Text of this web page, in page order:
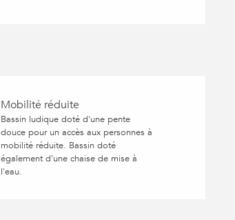
Mobilité réduite
Bassin ludique doté d'une pente
douce pour un accès aux personnes à
mobilité réduite. Bassin doté
également d'une chaise de mise à
l'eau.